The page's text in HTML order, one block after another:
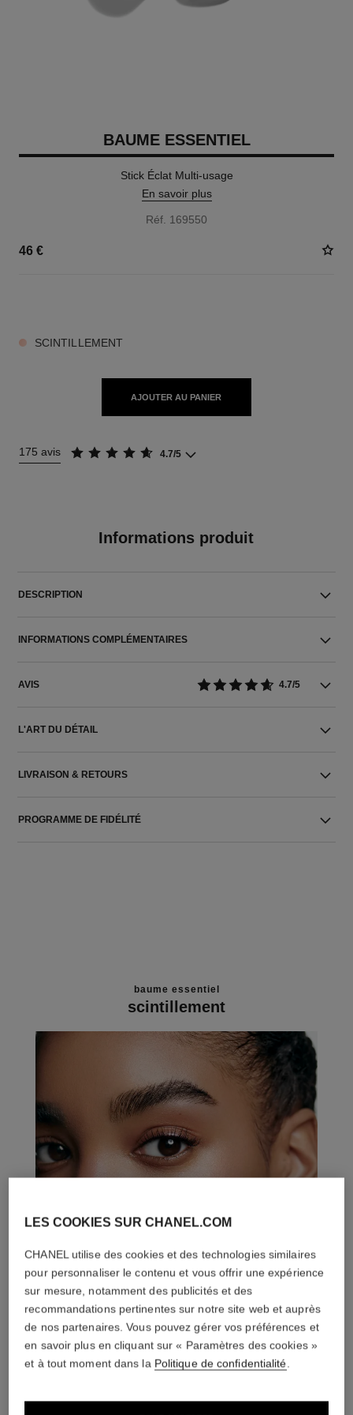
BAUME ESSENTIEL
Stick Éclat Multi-usage
En savoir plus
Réf. 169550
46 €
SCINTILLEMENT
AJOUTER AU PANIER
175 avis 4.7/5
Informations produit
DESCRIPTION
INFORMATIONS COMPLÉMENTAIRES
AVIS 4.7/5
L'ART DU DÉTAIL
LIVRAISON & RETOURS
PROGRAMME DE FIDÉLITÉ
baume essentiel
scintillement
LES COOKIES SUR CHANEL.COM
CHANEL utilise des cookies et des technologies similaires
pour personnaliser le contenu et vous offrir une expérience
sur mesure, notamment des publicités et des
recommandations pertinentes sur notre site web et auprès
de nos partenaires. Vous pouvez gérer vos préférences et
en savoir plus en cliquant sur « Paramètres des cookies »
et à tout moment dans la Politique de confidentialité.